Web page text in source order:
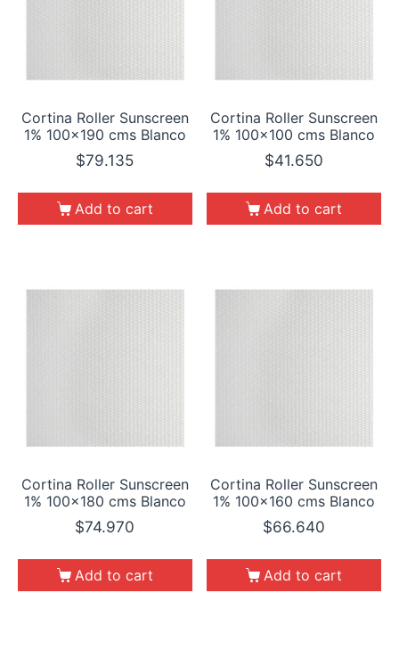
Cortina Roller Sunscreen
1% 100×190 cms Blanco
$79.135
Add to cart
Cortina Roller Sunscreen
1% 100×100 cms Blanco
$41.650
Add to cart
Cortina Roller Sunscreen
1% 100×180 cms Blanco
$74.970
Add to cart
Cortina Roller Sunscreen
1% 100×160 cms Blanco
$66.640
Add to cart